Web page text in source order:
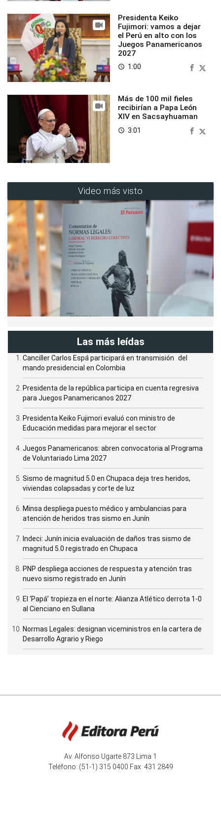
Presidenta Keiko
Fujimori: vamos a dejar
el Perú en alto con los
Juegos Panamericanos
2027
access_time 1:00
Más de 100 mil fieles
recibirían a Papa León
XIV en Sacsayhuaman
access_time 3:01
Video más visto
Las más leídas
Canciller Carlos Espá participará en transmisión del
mando presidencial en Colombia
Presidenta de la república participa en cuenta regresiva
para Juegos Panamericanos 2027
Presidenta Keiko Fujimori evaluó con ministro de
Educación medidas para mejorar el sector
Juegos Panamericanos: abren convocatoria al Programa
de Voluntariado Lima 2027
Sismo de magnitud 5.0 en Chupaca deja tres heridos,
viviendas colapsadas y corte de luz
Minsa despliega puesto médico y ambulancias para
atención de heridos tras sismo en Junín
Indeci: Junín inicia evaluación de daños tras sismo de
magnitud 5.0 registrado en Chupaca
PNP despliega acciones de respuesta y atención tras
nuevo sismo registrado en Junín
El ‘Papá’ tropieza en el norte: Alianza Atlético derrota 1-0
al Cienciano en Sullana
Normas Legales: designan viceministros en la cartera de
Desarrollo Agrario y Riego
Av. Alfonso Ugarte 873 Lima 1
Teléfono: (51-1) 315 0400 Fax: 431 2849